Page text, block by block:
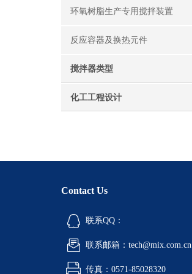
环氧树脂生产专用搅拌装置
反应容器及换热元件
搅拌器类型
化工工程设计
Contact Us
联系QQ：
联系邮箱：tech@mix.com.cn
传真：0571-85028320